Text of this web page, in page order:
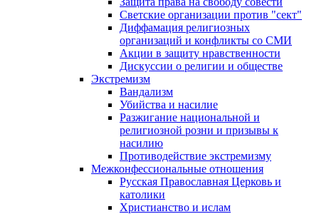
Светские организации против "сект"
Диффамация религиозных
организаций и конфликты со СМИ
Акции в защиту нравственности
Дискуссии о религии и обществе
Экстремизм
Вандализм
Убийства и насилие
Разжигание национальной и
религиозной розни и призывы к
насилию
Противодействие экстремизму
Межконфессиональные отношения
Русская Православная Церковь и
католики
Христианство и ислам